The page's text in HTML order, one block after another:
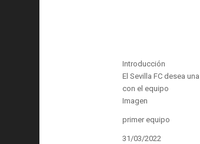
Introducción
El Sevilla FC desea
con el equipo
Imagen
primer equipo
31/03/2022